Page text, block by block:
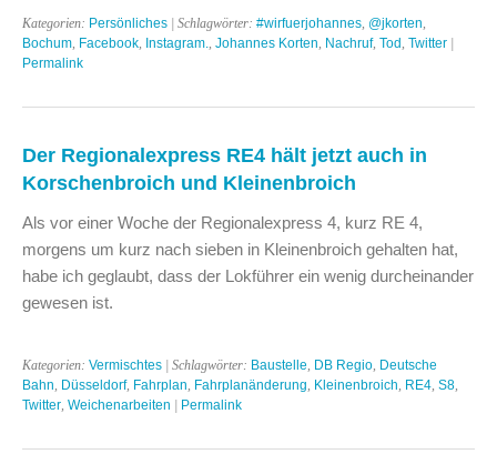
Kategorien: Persönliches | Schlagwörter: #wirfuerjohannes @jkorten
Bochum Facebook Instagram. Johannes Korten Nachruf, Tod Twitter |
Permalink
Der Regionalexpress RE4 hält jetzt auch in
Korschenbroich und Kleinenbroich
Als vor einer Woche der Regionalexpress 4, kurz RE 4,
morgens um kurz nach sieben in Kleinenbroich gehalten hat,
habe ich geglaubt, dass der Lokführer ein wenig durcheinander
gewesen ist.
Kategorien: Vermischtes | Schlagwörter: Baustelle DB Regio Deutsche
Bahn Düsseldorf, Fahrplan Fahrplanänderung Kleinenbroich RE4 S8
Twitter Weichenarbeiten | Permalink